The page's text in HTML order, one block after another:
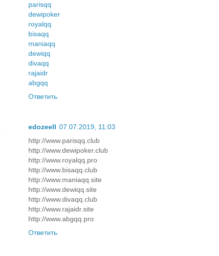
parisqq
dewipoker
royalqq
bisaqq
maniaqq
dewiqq
divaqq
rajaidr
abgqq
Ответить
edozeell 07.07.2019, 11:03
http://www.parisqq.club
http://www.dewipoker.club
http://www.royalqq.pro
http://www.bisaqq.club
http://www.maniaqq.site
http://www.dewiqq.site
http://www.divaqq.club
http://www.rajaidr.site
http://www.abgqq.pro
Ответить